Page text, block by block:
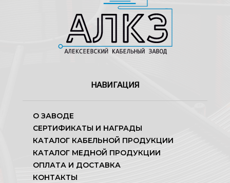
НАВИГАЦИЯ
О ЗАВОДЕ
СЕРТИФИКАТЫ И НАГРАДЫ
КАТАЛОГ КАБЕЛЬНОЙ ПРОДУКЦИИ
КАТАЛОГ МЕДНОЙ ПРОДУКЦИИ
ОПЛАТА И ДОСТАВКА
КОНТАКТЫ